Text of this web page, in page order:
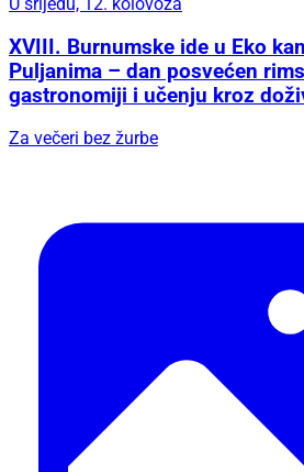
XVIII. Burnumske ide u Eko
Puljanima – dan posvećen
gastronomiji i učenju kroz
Za večeri bez žurbe